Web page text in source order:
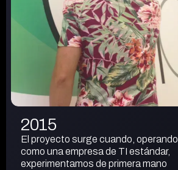
2015
El proyecto surge cuando, operando
como una empresa de TI estándar,
experimentamos de primera mano